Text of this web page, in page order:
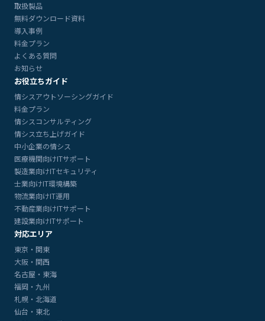
取扱製品
無料ダウンロード資料
導入事例
料金プラン
よくある質問
お知らせ
お役立ちガイド
情シスアウトソーシングガイド
料金プラン
情シスコンサルティング
情シス立ち上げガイド
中小企業の情シス
医療機関向けITサポート
製造業向けITセキュリティ
士業向けIT環境構築
物流業向けIT運用
不動産業向けITサポート
建設業向けITサポート
対応エリア
東京・関東
大阪・関西
名古屋・東海
福岡・九州
札幌・北海道
仙台・東北